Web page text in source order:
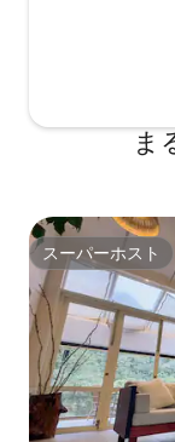
ま
スーパーホスト
スーパーホスト